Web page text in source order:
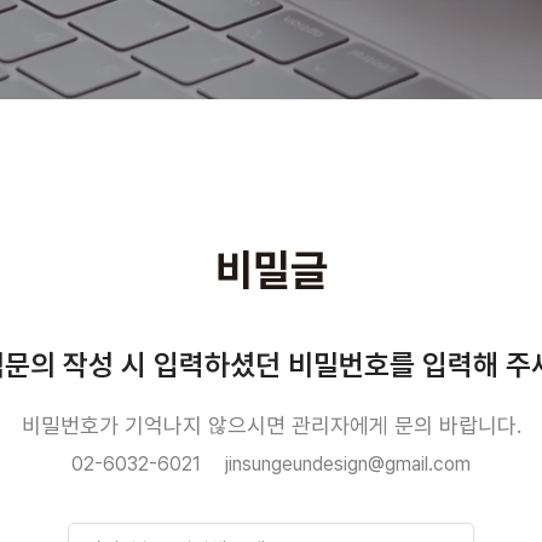
비밀글
의 작성 시 입력하셨던 비밀번호를 입력해 주
비밀번호가 기억나지 않으시면 관리자에게 문의 바랍니다.
02-6032-6021 jinsungeundesign@gmail.com